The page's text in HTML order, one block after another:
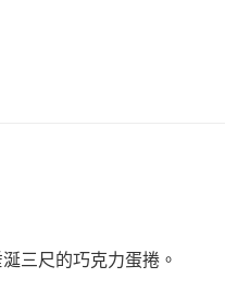
即時審查核
三尺的巧克力蛋捲。